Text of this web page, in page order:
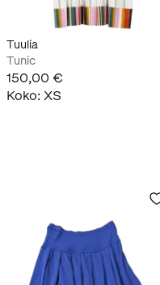
Tuulia
Tunic
150,00 €
Koko: XS